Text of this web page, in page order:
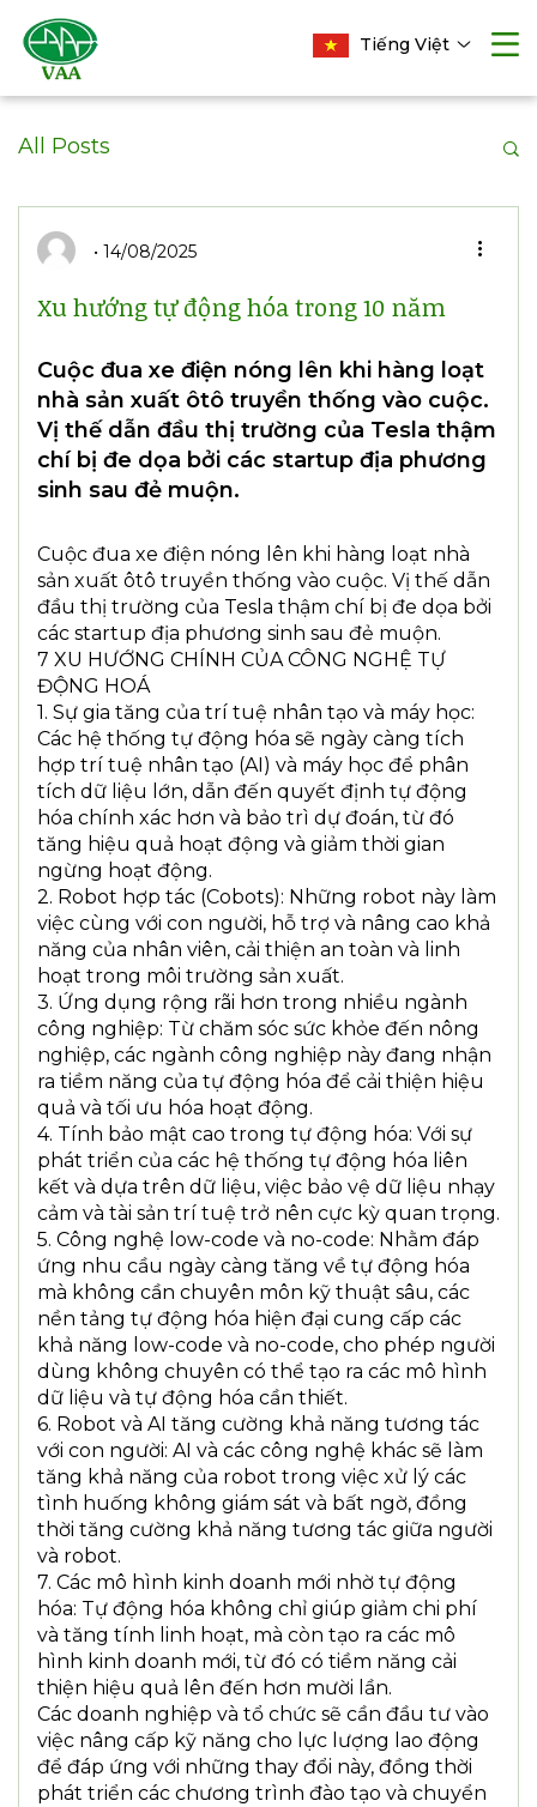
Tiếng Việt
All Posts
14/08/2025
Xu hướng tự động hóa trong 10 năm
Cuộc đua xe điện nóng lên khi hàng loạt
nhà sản xuất ôtô truyền thống vào cuộc.
Vị thế dẫn đầu thị trường của Tesla thậm
chí bị đe dọa bởi các startup địa phương
sinh sau đẻ muộn.
Cuộc đua xe điện nóng lên khi hàng loạt nhà
sản xuất ôtô truyền thống vào cuộc. Vị thế dẫn
đầu thị trường của Tesla thậm chí bị đe dọa bởi
các startup địa phương sinh sau đẻ muộn.
7 XU HƯỚNG CHÍNH CỦA CÔNG NGHỆ TỰ
ĐỘNG HOÁ
1. Sự gia tăng của trí tuệ nhân tạo và máy học:
Các hệ thống tự động hóa sẽ ngày càng tích
hợp trí tuệ nhân tạo (AI) và máy học để phân
tích dữ liệu lớn, dẫn đến quyết định tự động
hóa chính xác hơn và bảo trì dự đoán, từ đó
tăng hiệu quả hoạt động và giảm thời gian
ngừng hoạt động.
2. Robot hợp tác (Cobots): Những robot này làm
việc cùng với con người, hỗ trợ và nâng cao khả
năng của nhân viên, cải thiện an toàn và linh
hoạt trong môi trường sản xuất.
3. Ứng dụng rộng rãi hơn trong nhiều ngành
công nghiệp: Từ chăm sóc sức khỏe đến nông
nghiệp, các ngành công nghiệp này đang nhận
ra tiềm năng của tự động hóa để cải thiện hiệu
quả và tối ưu hóa hoạt động.
4. Tính bảo mật cao trong tự động hóa: Với sự
phát triển của các hệ thống tự động hóa liên
kết và dựa trên dữ liệu, việc bảo vệ dữ liệu nhạy
cảm và tài sản trí tuệ trở nên cực kỳ quan trọng.
5. Công nghệ low-code và no-code: Nhằm đáp
ứng nhu cầu ngày càng tăng về tự động hóa
mà không cần chuyên môn kỹ thuật sâu, các
nền tảng tự động hóa hiện đại cung cấp các
khả năng low-code và no-code, cho phép người
dùng không chuyên có thể tạo ra các mô hình
dữ liệu và tự động hóa cần thiết.
6. Robot và AI tăng cường khả năng tương tác
với con người: AI và các công nghệ khác sẽ làm
tăng khả năng của robot trong việc xử lý các
tình huống không giám sát và bất ngờ, đồng
thời tăng cường khả năng tương tác giữa người
và robot.
7. Các mô hình kinh doanh mới nhờ tự động
hóa: Tự động hóa không chỉ giúp giảm chi phí
và tăng tính linh hoạt, mà còn tạo ra các mô
hình kinh doanh mới, từ đó có tiềm năng cải
thiện hiệu quả lên đến hơn mười lần.
Các doanh nghiệp và tổ chức sẽ cần đầu tư vào
việc nâng cấp kỹ năng cho lực lượng lao động
để đáp ứng với những thay đổi này, đồng thời
phát triển các chương trình đào tạo và chuyển